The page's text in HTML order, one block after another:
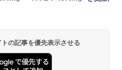
の記事を優先表示させる